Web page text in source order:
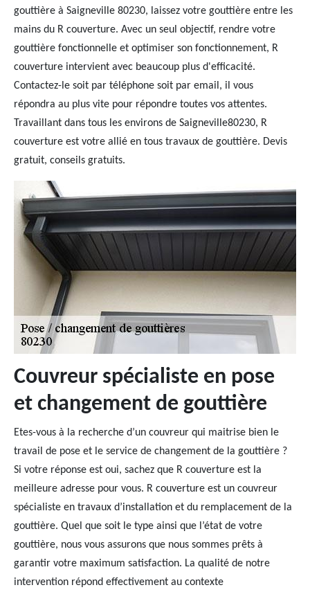
gouttière à Saigneville 80230, laissez votre gouttière entre les
mains du R couverture. Avec un seul objectif, rendre votre
gouttière fonctionnelle et optimiser son fonctionnement, R
couverture intervient avec beaucoup plus d'efficacité.
Contactez-le soit par téléphone soit par email, il vous
répondra au plus vite pour répondre toutes vos attentes.
Travaillant dans tous les environs de Saigneville80230, R
couverture est votre allié en tous travaux de gouttière. Devis
gratuit, conseils gratuits.
Couvreur spécialiste en pose
et changement de gouttière
Etes-vous à la recherche d’un couvreur qui maitrise bien le
travail de pose et le service de changement de la gouttière ?
Si votre réponse est oui, sachez que R couverture est la
meilleure adresse pour vous. R couverture est un couvreur
spécialiste en travaux d’installation et du remplacement de la
gouttière. Quel que soit le type ainsi que l’état de votre
gouttière, nous vous assurons que nous sommes prêts à
garantir votre maximum satisfaction. La qualité de notre
intervention répond effectivement au contexte